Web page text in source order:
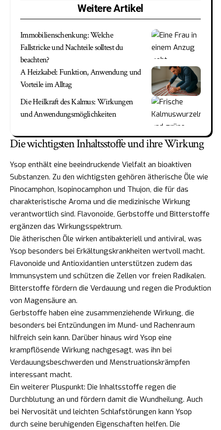
Weitere Artikel
Immobilienschenkung: Welche
Fallstricke und Nachteile solltest du
beachten?
A Heizkabel: Funktion, Anwendung und
Vorteile im Alltag
Die Heilkraft des Kalmus: Wirkungen
und Anwendungsmöglichkeiten
Die wichtigsten Inhaltsstoffe und ihre Wirkung
Ysop enthält eine beeindruckende Vielfalt an bioaktiven
Substanzen. Zu den wichtigsten gehören ätherische Öle wie
Pinocamphon, Isopinocamphon und Thujon, die für das
charakteristische Aroma und die medizinische Wirkung
verantwortlich sind. Flavonoide, Gerbstoffe und Bitterstoffe
ergänzen das Wirkungsspektrum.
Die ätherischen Öle wirken antibakteriell und antiviral, was
Ysop besonders bei Erkältungskrankheiten wertvoll macht.
Flavonoide und Antioxidantien unterstützen zudem das
Immunsystem und schützen die Zellen vor freien Radikalen.
Bitterstoffe fördern die Verdauung und regen die Produktion
von Magensäure an.
Gerbstoffe haben eine zusammenziehende Wirkung, die
besonders bei Entzündungen im Mund- und Rachenraum
hilfreich sein kann. Darüber hinaus wird Ysop eine
krampflösende Wirkung nachgesagt, was ihn bei
Verdauungsbeschwerden und Menstruationskrämpfen
interessant macht.
Ein weiterer Pluspunkt: Die Inhaltsstoffe regen die
Durchblutung an und fördern damit die Wundheilung. Auch
bei Nervosität und leichten Schlafstörungen kann Ysop
durch seine beruhigenden Eigenschaften helfen. Die